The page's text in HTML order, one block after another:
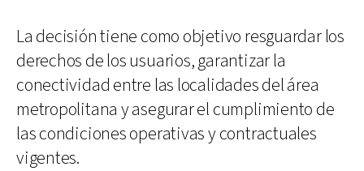
La decisión tiene como objetivo resguardar los
derechos de los usuarios, garantizar la
conectividad entre las localidades del área
metropolitana y asegurar el cumplimiento de
las condiciones operativas y contractuales
vigentes.